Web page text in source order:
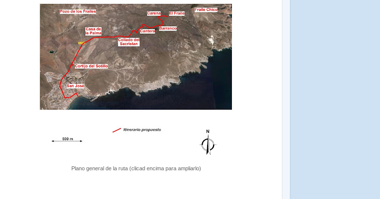
Plano general de la ruta (clicad encima para ampliarlo)